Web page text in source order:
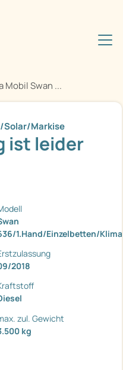
Mobil Swan ...
Solar/Markise
ist leider
1.Hand/Einzelbetten/
2018
zul. Gewicht
kg